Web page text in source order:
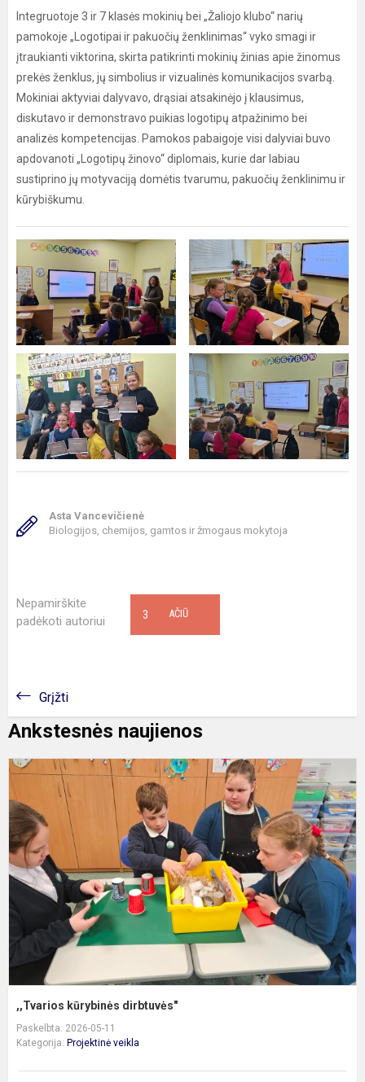
Integruotoje 3 ir 7 klasės mokinių bei „Žaliojo klubo“ narių
pamokoje „Logotipai ir pakuočių ženklinimas“ vyko smagi ir
įtraukianti viktorina, skirta patikrinti mokinių žinias apie žinomus
prekės ženklus, jų simbolius ir vizualinės komunikacijos svarbą.
Mokiniai aktyviai dalyvavo, drąsiai atsakinėjo į klausimus,
diskutavo ir demonstravo puikias logotipų atpažinimo bei
analizės kompetencijas. Pamokos pabaigoje visi dalyviai buvo
apdovanoti „Logotipų žinovo“ diplomais, kurie dar labiau
sustiprino jų motyvaciją domėtis tvarumu, pakuočių ženklinimu ir
kūrybiškumu.
Asta Vancevičienė
Biologijos, chemijos, gamtos ir žmogaus mokytoja
Nepamirškite
padėkoti autoriui
AČIŪ
3
Grįžti
Ankstesnės naujienos
,,Tvarios kūrybinės dirbtuvės"
Paskelbta: 2026-05-11
Kategorija: Projektinė veikla